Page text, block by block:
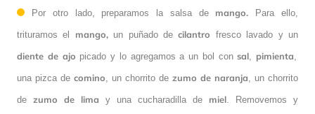
Por otro lado, preparamos la salsa demango. Para ello,
trituramos el mango, un puñado de cilantro fresco lavado y un
diente de ajo picado y lo agregamos a un bol consal pimienta
una pizca de comino , un chorrito de zumo de naranja , un chorrito
de zumo de lima y una cucharadilla de miel . Removemos y